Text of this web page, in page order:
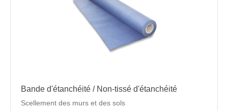
Bande d'étanchéité / Non-tissé d'étanchéité
Scellement des murs et des sols